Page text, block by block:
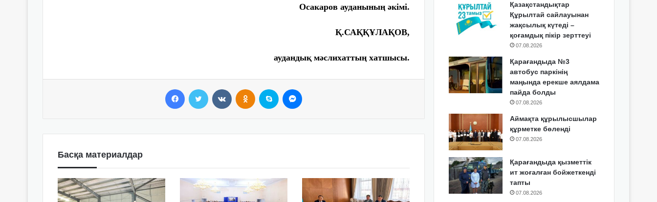
Осакаров ауданының әкімі.
Қ.САҚҚҰЛАҚОВ,
аудандық мәслихаттың хатшысы.
Басқа материалдар
Қазақстандықтар
Құрылтай сайлауынан
жақсылық күтеді –
қоғамдық пікір зерттеуі
07.08.2026
Қарағандыда №3
автобус паркінің
маңында ерекше аялдама
пайда болды
07.08.2026
Аймақта құрылысшылар
құрметке бөленді
07.08.2026
Қарағандыда қызметтік
ит жоғалған бойжеткенді
тапты
07.08.2026